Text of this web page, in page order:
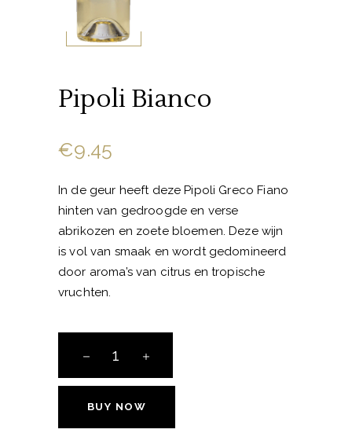
Pipoli Bianco
€9.45
In de geur heeft deze Pipoli Greco Fiano
hinten van gedroogde en verse
abrikozen en zoete bloemen. Deze wijn
is vol van smaak en wordt gedomineerd
door aroma’s van citrus en tropische
vruchten.
aantal
BUY NOW